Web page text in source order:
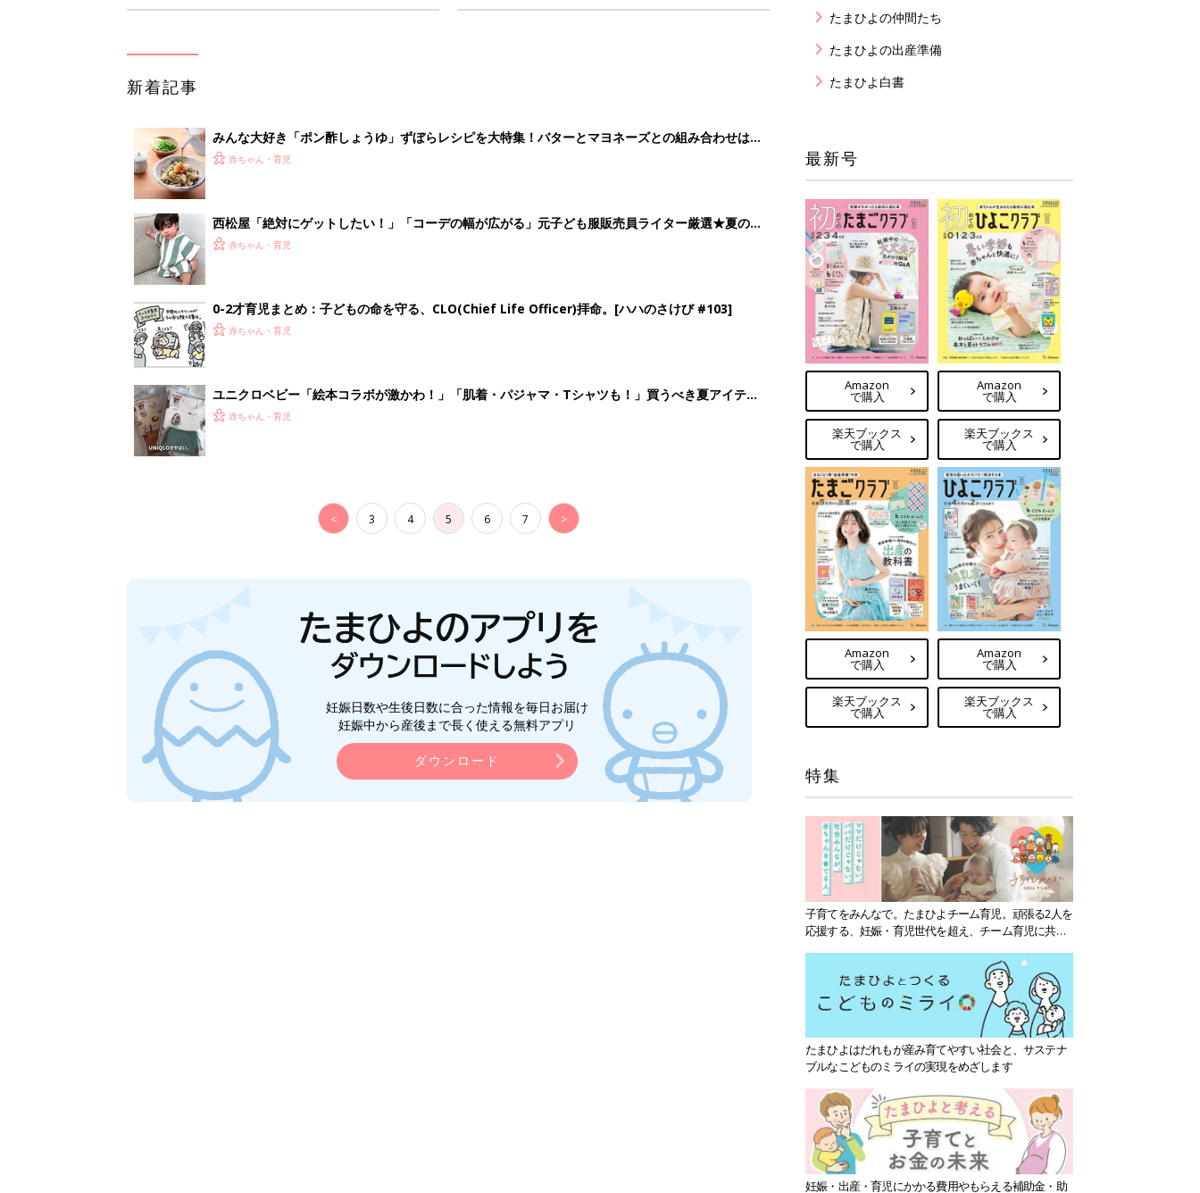
新着記事
みんな大好き「ポン酢しょうゆ」ずぼらレシピを大特集！バターとマヨネーズとの組み合わせは栄
養学的にも最高⁉
赤ちゃん・育児
西松屋「絶対にゲットしたい！」「コーデの幅が広がる」元子ども服販売員ライター厳選★夏のバ
ズりアイテム5選
赤ちゃん・育児
0-2才育児まとめ：子どもの命を守る、CLO(Chief Life Officer)拝命。[ハハのさけび #103]
赤ちゃん・育児
ユニクロベビー「絵本コラボが激かわ！」「肌着・パジャマ・Tシャツも！」買うべき夏アイテム
5選赤ちゃん・育児
< 3 4 5 6 7 >
妊娠日数や生後日数に合った情報を毎日お届け
妊娠中から産後まで長く使える無料アプリ
ダウンロード
たまひよの仲間たち
たまひよの出産準備
たまひよ白書
最新号
Amazon
で購入
楽天ブックス
で購入
Amazon
で購入
楽天ブックス
で購入
Amazon
で購入
楽天ブックス
で購入
Amazon
で購入
楽天ブックス
で購入
特集
子育てをみんなで。たまひよチーム育児。頑張る2人を
応援する、妊娠・育児世代を超え、チーム育児に共感
たまひよはだれもが産み育てやすい社会と、サステナ
ブルなこどものミライの実現をめざします
妊娠・出産・育児にかかる費用やもらえる補助金・助